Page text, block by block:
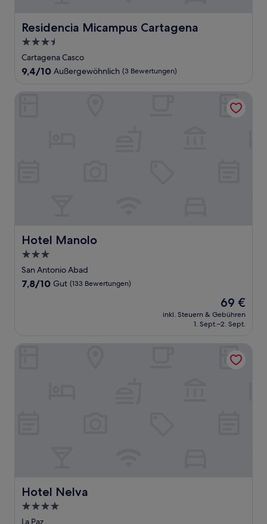
Residencia Micampus Cartagena
Residencia Micampus Cartagena
3.5-
Sterne-
Unterkunft
Cartagena Casco
9.4
10,
9,4/10 Außergewöhnlich (3 Bewertungen)
Hotel Manolo
Hotel Manolo
3.0-
Sterne-
Unterkunft
San Antonio Abad
7.8
7,8/10 Gut (133 Bewertungen)
Der
Preis
beträgt
69 €
inkl. Steuern & Gebühren
1. Sept.–2. Sept.
Hotel Nelva
Hotel Nelva
4.0-
Sterne-
La Paz